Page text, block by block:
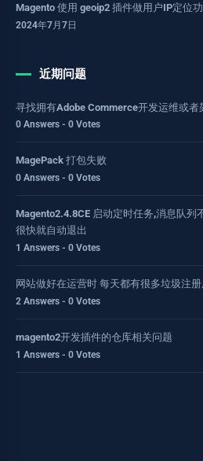
Magento 使用 geoip2 插件做用户IP定位
2024年7月7日
近期问题
寻找拥有Adobe Commerce开发运维或者
0 Answers - 0 Votes
MagePack 打包失败
0 Answers - 0 Votes
Magento2.4.8CE 启动定时任务,消息队列
很快就自动退出
1 Answers - 0 Votes
网站做好在运营时 每天都有很多垃圾注
2 Answers - 0 Votes
magento2开发插件的仓库相关问题
1 Answers - 0 Votes